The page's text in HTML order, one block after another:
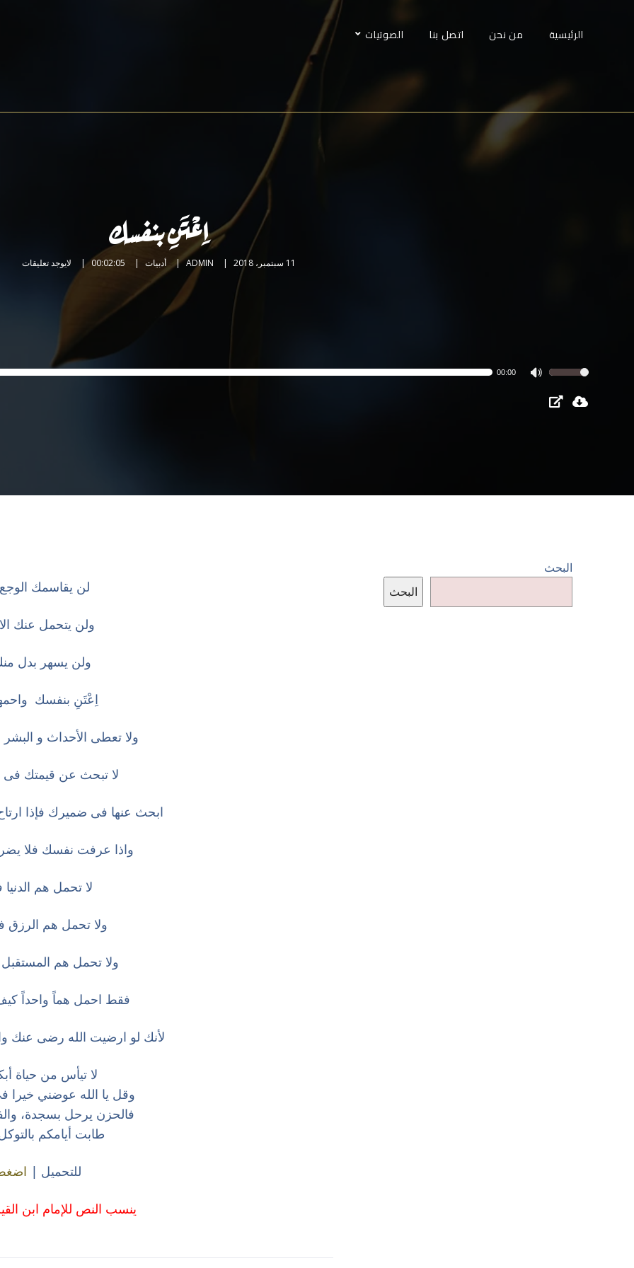
الرئيسية من نحن اتصل بنا الصوتيات
اِعْتَنِ بنفسك
11 سبتمبر، 2018 ADMIN أدبيات 00:02:05 لايوجد تعليقات
مشغل
00:00
استخدم
مفاتيح
أو
لن يقاسمك
ولن يتحمل عنك
ولن يسهر بدل
اِعْتَنِ بنفسك
ولا تعطى الأحداث و
لا تبحث عن قيمتك فى
ابحث عنها فى ضميرك فإذا
واذا عرفت نفسك فلا
لا تحمل هم الدنيا
ولا تحمل هم الرزق
ولا تحمل هم المستقبل
فقط احمل هماً واحداً
لأنك لو ارضيت الله رضى عنك
لا تيأس من حياة
وقل يا الله عوضني خيرا
فالحزن يرحل بسجدة،
طابت أيامكم
للتحميل |
ينسب النص للإمام ابن
البحث
البحث